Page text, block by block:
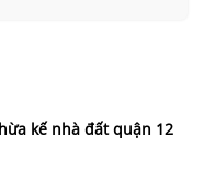
kế nhà đất quận 12